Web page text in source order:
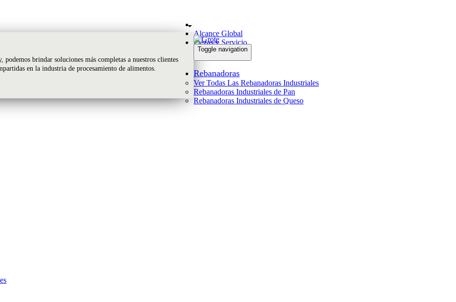
brindar soluciones más completas a nuestros clientes
en la industria de procesamiento de alimentos.
Alcance Global
Piezas y Servicio
Toggle navigation
Rebanadoras
Ver Todas Las Rebanadoras Industriales
Rebanadoras Industriales de Pan
Rebanadoras Industriales de Queso